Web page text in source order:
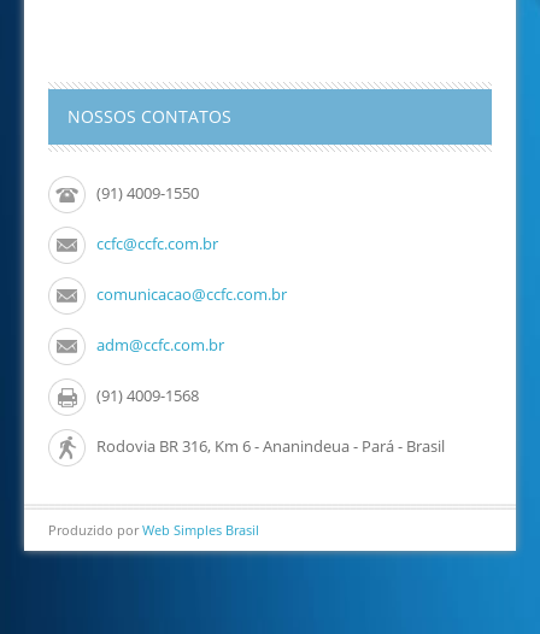
NOSSOS CONTATOS
(91) 4009-1550
ccfc@ccfc.com.br
comunicacao@ccfc.com.br
adm@ccfc.com.br
(91) 4009-1568
Rodovia BR 316, Km 6 - Ananindeua - Pará - Brasil
Produzido porWeb Simples Brasil